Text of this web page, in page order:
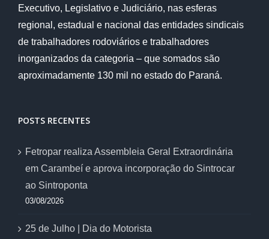
Executivo, Legislativo e Judiciário, nas esferas
regional, estadual e nacional das entidades sindicais
de trabalhadores rodoviários e trabalhadores
inorganizados da categoria – que somados são
aproximadamente 130 mil no estado do Paraná.
POSTS RECENTES
Fetropar realiza Assembleia Geral Extraordinária
em Carambeí e aprova incorporação do Sintrocar
ao Sintroponta
03/08/2026
25 de Julho | Dia do Motorista